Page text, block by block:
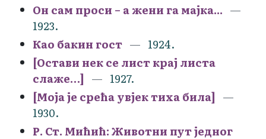
Он сам проси – а жени га мајка...
1923.
Као бакин гост
1924.
[Остави нек се лист крај листа
слаже…]
1927.
[Моја је срећа увјек тиха била]
1930.
Р. Ст. Мићић: Животни пут једног